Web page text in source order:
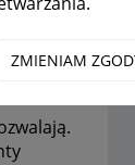
ZMIENIAM